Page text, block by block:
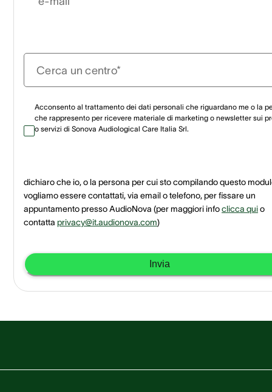
Cerca un centro*
Acconsento al trattamento dei dati personali che riguardano me o la
che rappresento per ricevere materiale di marketing o newsletter sui
o servizi di Sonova Audiological Care Italia Srl.
dichiaro che io, o la persona per cui sto compilando questo
vogliamo essere contattati, via email o telefono, per fissare un
appuntamento presso AudioNova (per maggiori infoclicca quio
contatta privacy@it.audionova.com)
Invia